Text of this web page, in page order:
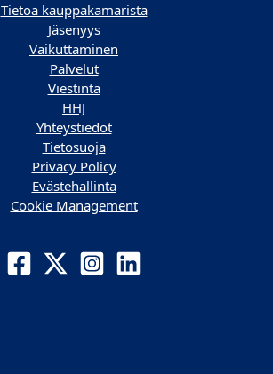
Tietoa kauppakamarista
Jäsenyys
Vaikuttaminen
Palvelut
Viestintä
HHJ
Yhteystiedot
Tietosuoja
Privacy Policy
Evästehallinta
Cookie Management